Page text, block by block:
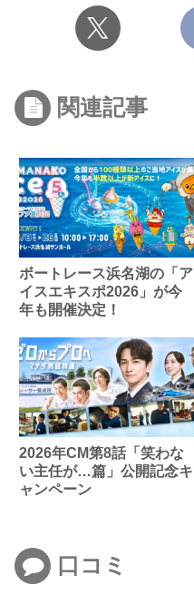
関連記事
ボートレース浜名湖の「ア
イスエキスポ2026」が今
年も開催決定！
2026年CM第8話「笑わな
い主任が…篇」公開記念キ
ャンペーン
口コミ